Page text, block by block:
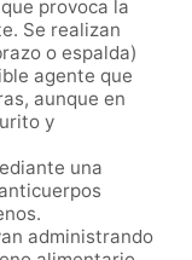
provoca la
Se realizan
o espalda)
agente que
aunque en
y
una
administrando